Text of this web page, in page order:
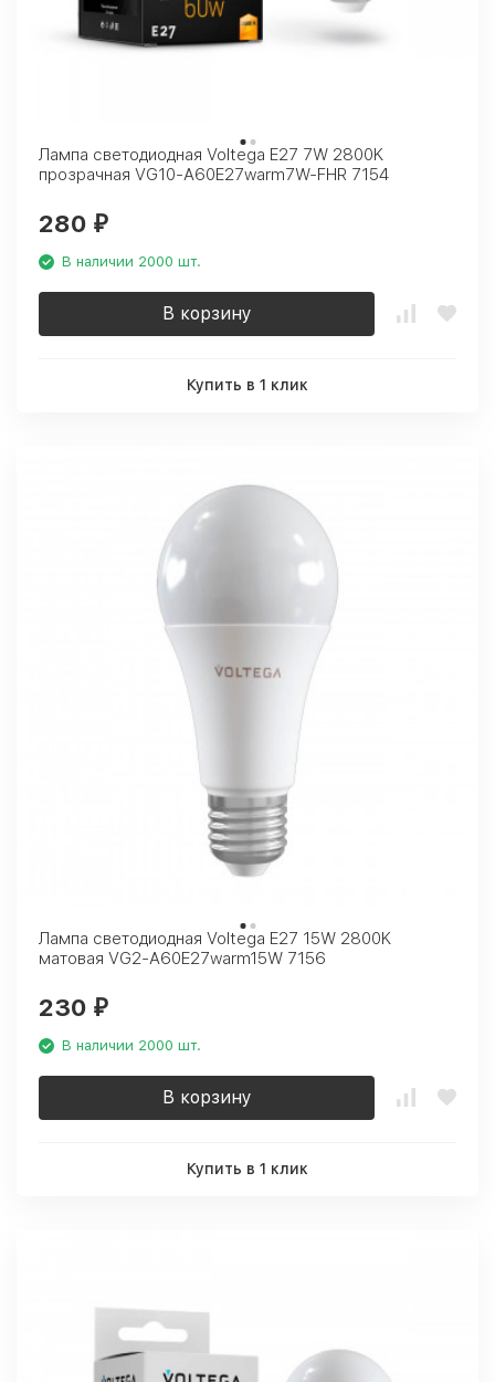
Лампа светодиодная Voltega E27 7W 2800K
прозрачная VG10-A60E27warm7W-FHR 7154
280 ₽
В наличии 2000 шт.
В корзину
Купить в 1 клик
Лампа светодиодная Voltega E27 15W 2800K
матовая VG2-A60E27warm15W 7156
230 ₽
В наличии 2000 шт.
В корзину
Купить в 1 клик